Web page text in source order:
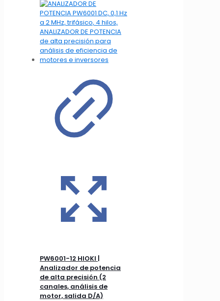
PW6001-12 HIOKI |
Analizador de potencia
de alta precisión (2
canales, análisis de
motor, salida D/A)